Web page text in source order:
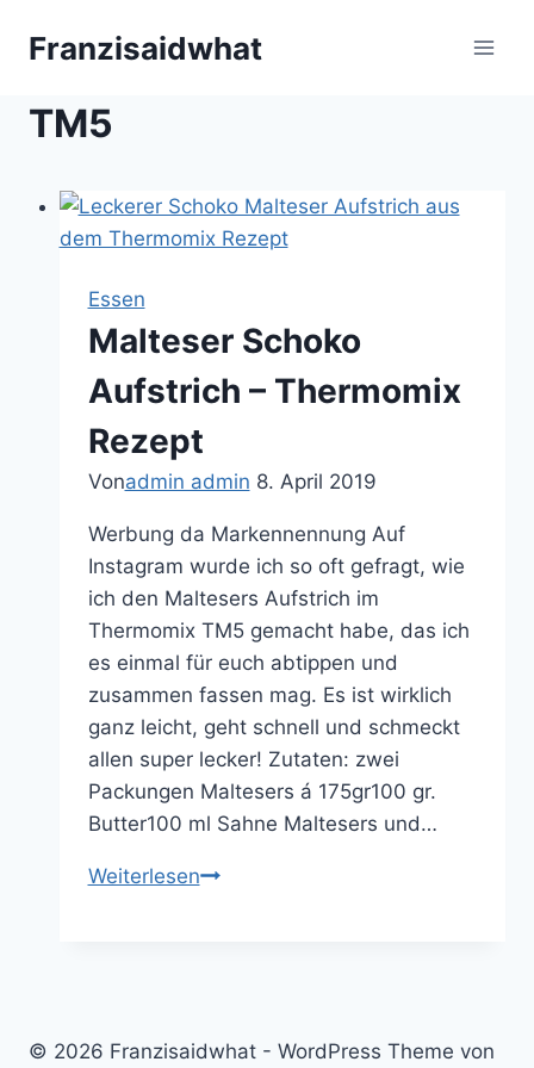
InhaltFranzisaidwhat
TM5
Essen
Malteser Schoko
Aufstrich – Thermomix
Rezept
Vonadmin admin 8. April 2019
Werbung da Markennennung Auf
Instagram wurde ich so oft gefragt, wie
ich den Maltesers Aufstrich im
Thermomix TM5 gemacht habe, das ich
es einmal für euch abtippen und
zusammen fassen mag. Es ist wirklich
ganz leicht, geht schnell und schmeckt
allen super lecker! Zutaten: zwei
Packungen Maltesers á 175gr100 gr.
Butter100 ml Sahne Maltesers und…
WeiterlesenMalteser
© 2026 Franzisaidwhat - WordPress Theme von